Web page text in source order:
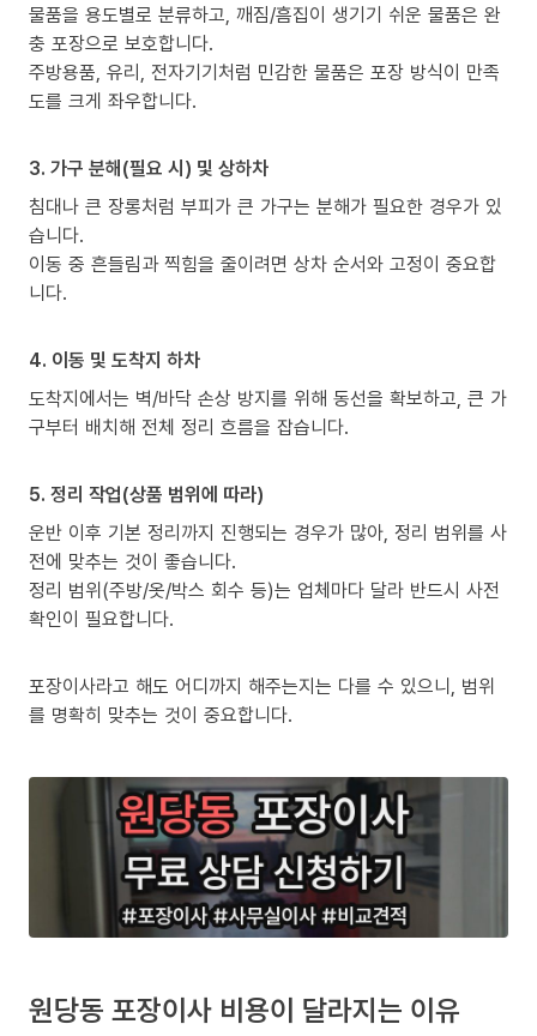
물품을 용도별로 분류하고, 깨짐/흠집이 생기기 쉬운 물품은 완
충 포장으로 보호합니다.
주방용품, 유리, 전자기기처럼 민감한 물품은 포장 방식이 만족
도를 크게 좌우합니다.
3. 가구 분해(필요 시) 및 상하차
침대나 큰 장롱처럼 부피가 큰 가구는 분해가 필요한 경우가 있
습니다.
이동 중 흔들림과 찍힘을 줄이려면 상차 순서와 고정이 중요합
니다.
4. 이동 및 도착지 하차
도착지에서는 벽/바닥 손상 방지를 위해 동선을 확보하고, 큰 가
구부터 배치해 전체 정리 흐름을 잡습니다.
5. 정리 작업(상품 범위에 따라)
운반 이후 기본 정리까지 진행되는 경우가 많아, 정리 범위를 사
전에 맞추는 것이 좋습니다.
정리 범위(주방/옷/박스 회수 등)는 업체마다 달라 반드시 사전
확인이 필요합니다.
포장이사라고 해도 어디까지 해주는지는 다를 수 있으니, 범위
를 명확히 맞추는 것이 중요합니다.
원당동 포장이사 비용이 달라지는 이유